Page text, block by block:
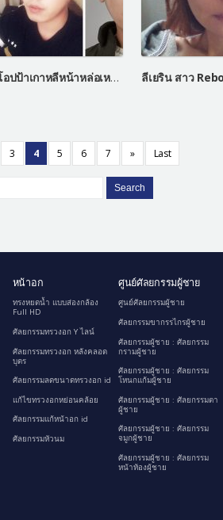
คิมจองฮุน โอปป้าเกาหลีหน้าหล่อเหมือน Let Me In
3 4 5 6 7 » Last
Search
หน้าอก
ทรงหยดน้ำ แบบส่องกล้อง
Full HD
ศัลยกรรมทรวงอก Y ไลน์
ศัลยกรรมทรวงอก หลังคลอด
บุตร
ศัลยกรรมลดขนาดทรวงอก id
แก้ไขทรวงอกหย่อนคล้อย
ศัลยกรรมแก้หน้าอก id
ศัลยกรรมหัวนม
ศูนย์ศัลยกรรมผู้ชาย
ศูนย์ศัลยกรรมผู้ชาย
ศัลยกรรมขากรรไกรผู้ชาย
ศัลยกรรมผู้ชาย : ศัลยกรรม
กรามผู้ชาย
ศัลยกรรมผู้ชาย : ศัลยกรรม
โหนกแก้มผู้ชาย
ศัลยกรรมผู้ชาย : ศัลยกรรมตา
ผู้ชาย
ศัลยกรรมผู้ชาย : ศัลยกรรม
จมูกผู้ชาย
ศัลยกรรมผู้ชาย : ศัลยกรรม
หน้าท้องผู้ชาย